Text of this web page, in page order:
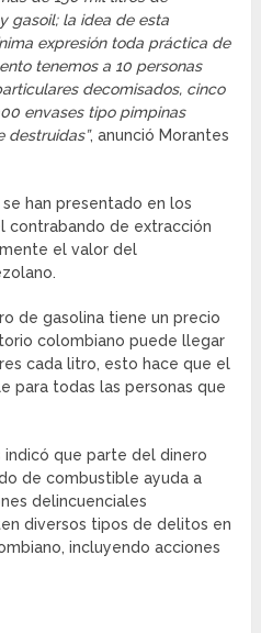
gasoil; la idea de esta
expresión toda práctica de
tenemos a 10 personas
decomisados, cinco
envases tipo pimpinas
destruidas”, anunció Morantes
han presentado en los
contrabando de extracción
el valor del
de gasolina tiene un precio
colombiano puede llegar
cada litro, esto hace que el
para todas las personas que
indicó que parte del dinero
de combustible ayuda a
delincuenciales
diversos tipos de delitos en
incluyendo acciones